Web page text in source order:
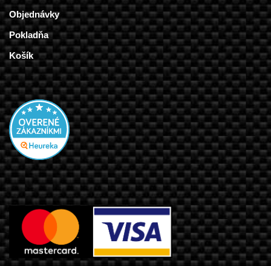
Objednávky
Pokladňa
Košík